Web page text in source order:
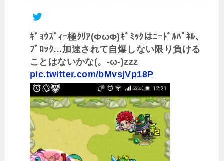
ｷﾞｮｳｽﾞｨｰ極ｸﾘｱ(ФωФ)ｷﾞﾐｯｸはﾆｰﾄﾞﾙﾊﾟﾈﾙ、
ﾌﾞﾛｯｸ…加速されて自爆しない限り負ける
ことはないかな(。-ω-)zzz
pic.twitter.com/bMvsjVp18P